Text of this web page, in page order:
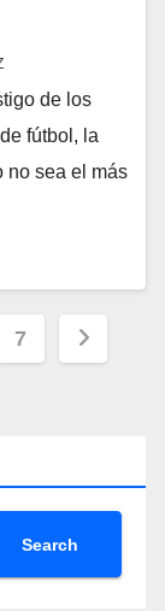
de los
fútbol, la
no sea el más
7
Search